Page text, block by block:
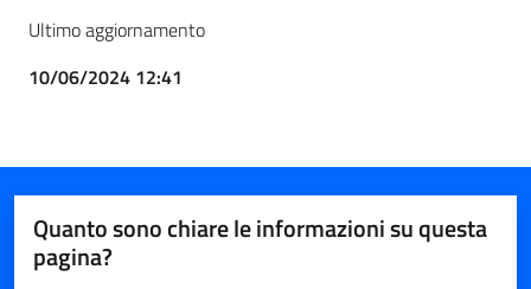
Ultimo aggiornamento
10/06/2024 12:41
Quanto sono chiare le informazioni su questa
pagina?